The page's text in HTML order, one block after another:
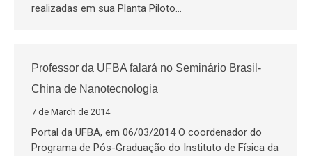
realizadas em sua Planta Piloto…
Professor da UFBA falará no Seminário Brasil-
China de Nanotecnologia
7 de March de 2014
Portal da UFBA, em 06/03/2014 O coordenador do
Programa de Pós-Graduação do Instituto de Física da